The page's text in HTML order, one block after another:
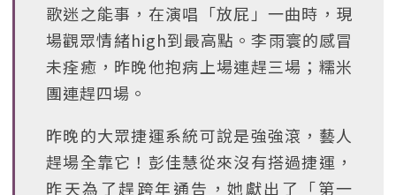
歌迷之能事，在演唱「放屁」一曲時，現
場觀眾情緒high到最高點。李雨寰的感冒
未痊癒，昨晚他抱病上場連趕三場；糯米
團連趕四場。
昨晚的大眾捷運系統可說是強強滾，藝人
趕場全靠它！彭佳慧從來沒有搭過捷運，
昨天為了趕跨年通告，她獻出了「第一